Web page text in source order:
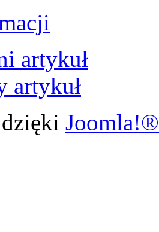
artykuł
artykuł
Joomla!®